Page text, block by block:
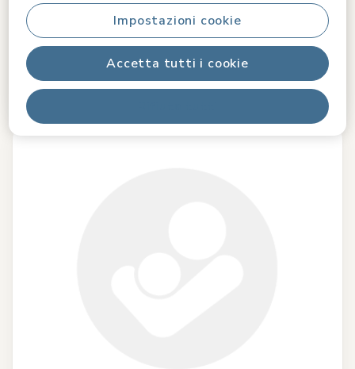
Accetta tutti i cookie
Impostazioni cookie
13,99 €
13,99 €
A magazzino